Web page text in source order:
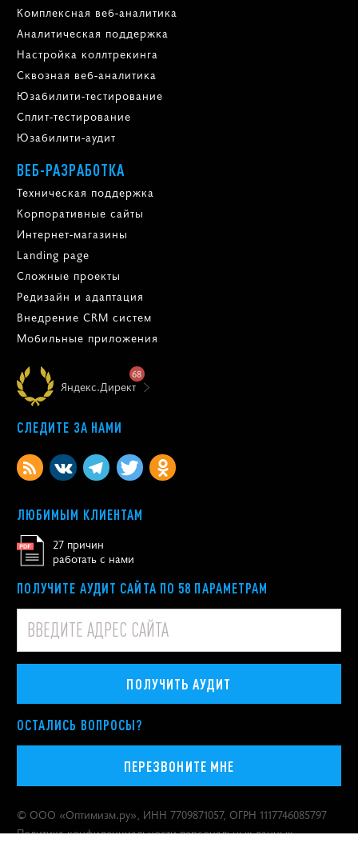
Комплексная веб-аналитика
Аналитическая поддержка
Настройка коллтрекинга
Сквозная веб-аналитика
Юзабилити-тестирование
Сплит-тестирование
Юзабилити-аудит
ВЕБ-РАЗРАБОТКА
Техническая поддержка
Корпоративные сайты
Интернет-магазины
Landing page
Сложные проекты
Редизайн и адаптация
Внедрение CRM систем
Мобильные приложения
Яндекс.Директ
68
СЛЕДИТЕ ЗА НАМИ
ЛЮБИМЫМ КЛИЕНТАМ
27 причин
работать с нами
ПОЛУЧИТЕ АУДИТ САЙТА ПО 58 ПАРАМЕТРАМ
ПОЛУЧИТЬ АУДИТ
ОСТАЛИСЬ ВОПРОСЫ?
ПЕРЕЗВОНИТЕ МНЕ
© ООО «Оптимизм.ру», ИНН 7709871057, ОГРН 1117746085797
Политика конфиденциальности персональных данных